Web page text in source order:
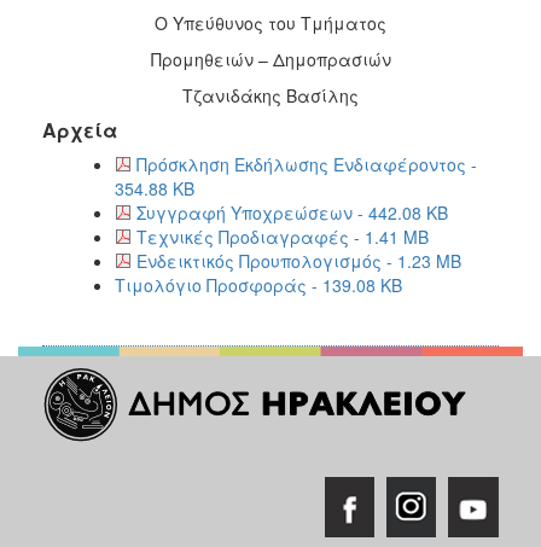
Ο Υπεύθυνος του Τμήματος
Προμηθειών – Δημοπρασιών
Τζανιδάκης Βασίλης
Αρχεία
Πρόσκληση Εκδήλωσης Ενδιαφέροντος -
354.88 KB
Συγγραφή Υποχρεώσεων - 442.08 KB
Τεχνικές Προδιαγραφές - 1.41 MB
Ενδεικτικός Προυπολογισμός - 1.23 MB
Τιμολόγιο Προσφοράς - 139.08 KB